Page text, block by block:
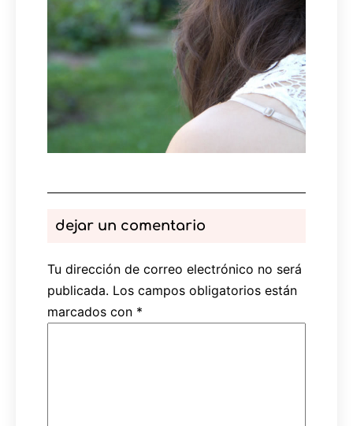
dejar un comentario
Tu dirección de correo electrónico no será
publicada. Los campos obligatorios están
marcados con *